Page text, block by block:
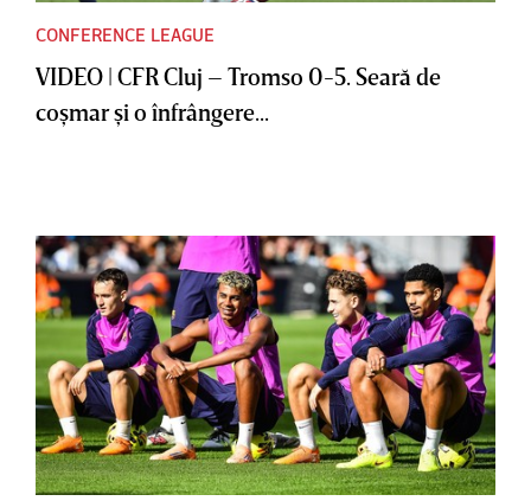
CONFERENCE LEAGUE
VIDEO | CFR Cluj – Tromso 0-5. Seară de
coşmar şi o înfrângere...